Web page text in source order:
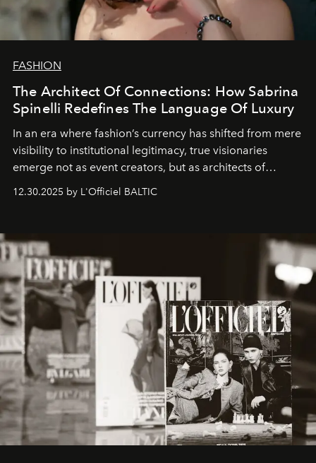
FASHION
The Architect Of Connections: How Sabrina
Spinelli Redefines The Language Of Luxury
In an era where fashion’s currency has shifted from mere
visibility to institutional legitimacy, true visionaries
emerge not as event creators, but as architects of
ecosystems.
Sabrina Spinelli
brand strategist with three decades of mastery in luxury,
framework where creativity, commerce, and culture
converge with surgical precision.
12.30.2025 by L'Officiel BALTIC